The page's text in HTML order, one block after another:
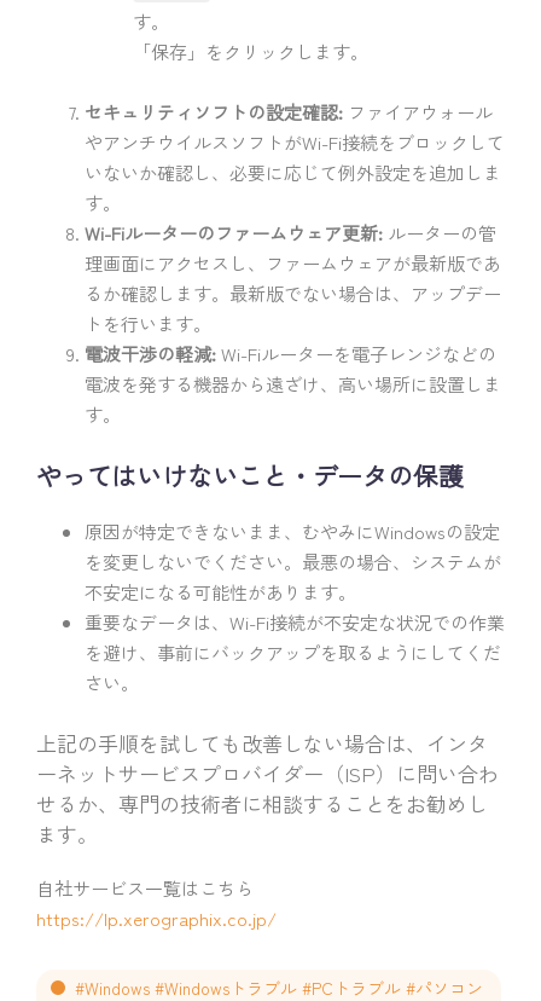
す。
「保存」をクリックします。
セキュリティソフトの設定確認: ファイアウォール
やアンチウイルスソフトがWi-Fi接続をブロックして
いないか確認し、必要に応じて例外設定を追加しま
す。
Wi-Fiルーターのファームウェア更新: ルーターの管
理画面にアクセスし、ファームウェアが最新版であ
るか確認します。最新版でない場合は、アップデー
トを行います。
電波干渉の軽減:Wi-Fiルーターを電子レンジなどの
電波を発する機器から遠ざけ、高い場所に設置しま
す。
やってはいけないこと・データの保護
原因が特定できないまま、むやみにWindowsの設定
を変更しないでください。最悪の場合、システムが
不安定になる可能性があります。
重要なデータは、Wi-Fi接続が不安定な状況での作業
を避け、事前にバックアップを取るようにしてくだ
さい。
上記の手順を試しても改善しない場合は、インタ
ーネットサービスプロバイダー（ISP）に問い合わ
せるか、専門の技術者に相談することをお勧めし
ます。
自社サービス一覧はこちら
https://lp.xerographix.co.jp/
#Windows #Windowsトラブル #PCトラブル #パソコン